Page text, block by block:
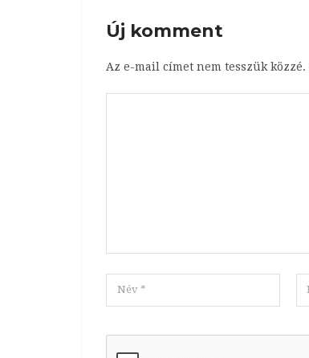
Új komment
Az e-mail címet nem tesszük közzé.